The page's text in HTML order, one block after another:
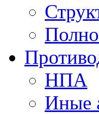
НПА
Иные